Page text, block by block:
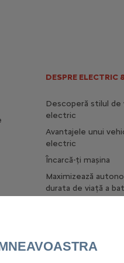
DESPRE ELECTRIC
Descoperă stilul de
electric
Avantajele unui
electric
Încarcă-ți mașina
Maximizează
durata de viață a